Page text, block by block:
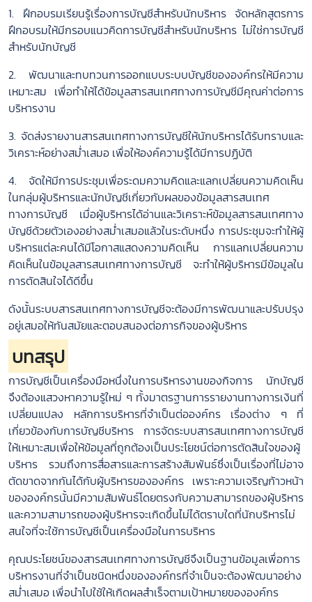
1. ฝึกอบรมเรียนรู้เรื่องการบัญชีสำหรับนักบริหาร จัดหลักสูตรการ
ฝึกอบรมให้มีกรอบแนวคิดการบัญชีสำหรับนักบริหาร ไม่ใช่การบัญชี
สำหรับนักบัญชี
2. พัฒนาและทบทวนการออกแบบระบบบัญชีขององค์กรให้มีความ
เหมาะสม เพื่อทำให้ได้ข้อมูลสารสนเทศทางการบัญชีมีคุณค่าต่อการ
บริหารงาน
3. จัดส่งรายงานสารสนเทศทางการบัญชีให้นักบริหารได้รับทราบและ
วิเคราะห์อย่างสม่ำเสมอ เพื่อให้องค์ความรู้ได้มีการปฏิบัติ
4. จัดให้มีการประชุมเพื่อระดมความคิดและแลกเปลี่ยนความคิดเห็น
ในกลุ่มผู้บริหารและนักบัญชีเกี่ยวกับผลของข้อมูลสารสนเทศ
ทางการบัญชี เมื่อผู้บริหารได้อ่านและวิเคราะห์ข้อมูลสารสนเทศทาง
บัญชีด้วยตัวเองอย่างสม่ำเสมอแล้วในระดับหนึ่ง การประชุมจะทำให้ผู้
บริหารแต่ละคนได้มีโอกาสแสดงความคิดเห็น การแลกเปลี่ยนความ
คิดเห็นในข้อมูลสารสนเทศทางการบัญชี จะทำให้ผู้บริหารมีข้อมูลใน
การตัดสินใจได้ดีขึ้น
ดังนั้นระบบสารสนเทศทางการบัญชีจะต้องมีการพัฒนาและปรับปรุง
อยู่เสมอให้ทันสมัยและตอบสนองต่อภารกิจของผู้บริหาร
บทสรุป
การบัญชีเป็นเครื่องมือหนึ่งในการบริหารงานของกิจการ นักบัญชี
จึงต้องแสวงหาความรู้ใหม่ ๆ ทั้งมาตรฐานการรายงานทางการเงินที่
เปลี่ยนแปลง หลักการบริหารที่จำเป็นต่อองค์กร เรื่องต่าง ๆ ที่
เกี่ยวข้องกับการบัญชีบริหาร การจัดระบบสารสนเทศทางการบัญชี
ให้เหมาะสมเพื่อให้ข้อมูลที่ถูกต้องเป็นประโยชน์ต่อการตัดสินใจของผู้
บริหาร รวมถึงการสื่อสารและการสร้างสัมพันธ์ซึ่งเป็นเรื่องที่ไม่อาจ
ตัดขาดจากกันได้กับผู้บริหารขององค์กร เพราะความเจริญก้าวหน้า
ขององค์กรนั้นมีความสัมพันธ์โดยตรงกับความสามารถของผู้บริหาร
และความสามารถของผู้บริหารจะเกิดขึ้นไม่ได้ตราบใดที่นักบริหารไม่
สนใจที่จะใช้การบัญชีเป็นเครื่องมือในการบริหาร
คุณประโยชน์ของสารสนเทศทางการบัญชีจึงเป็นฐานข้อมูลเพื่อการ
บริหารงานที่จำเป็นชนิดหนึ่งขององค์กรที่จำเป็นจะต้องพัฒนาอย่าง
สม่ำเสมอ เพื่อนำไปใช้ให้เกิดผลสำเร็จตามเป้าหมายขององค์กร